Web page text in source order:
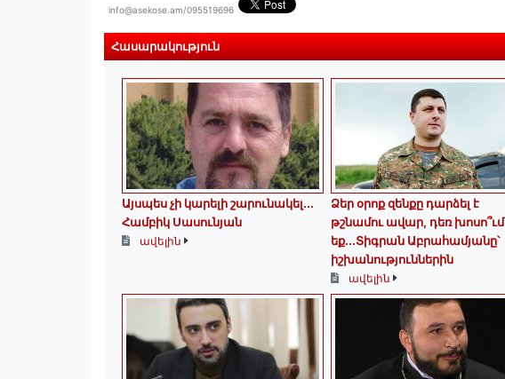
info@asekose.am/095519696
Հասարակություն
Այսպես չի կարելի շարունակել․․․
Համբիկ Սասունյան
ավելին
Ձեր օրոք զենքը դարձել է
թշնամու ավար, դեռ խոսո՞ւմ
եք...Տիգրան Աբրահամյանը՝
իշխանություններին
ավելին